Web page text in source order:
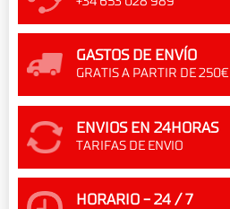
GASTOS DE ENVÍO
GRATIS A PARTIR DE 250€
ENVIOS EN 24HORAS
TARIFAS DE ENVIO
HORARIO - 24 / 7